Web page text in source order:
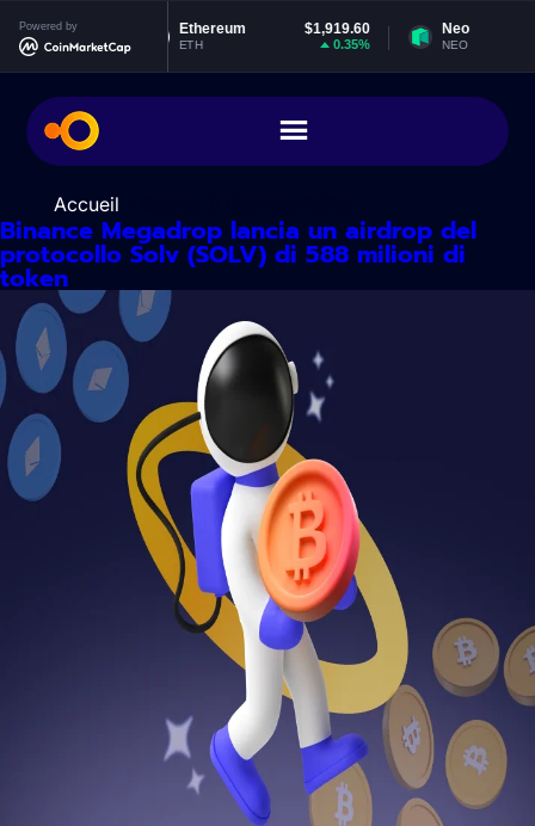
Powered by
0%
Ethereum $1,919.60
ETH
Neo
Accueil
Binance Megadrop lancia un airdrop del
protocollo Solv (SOLV) di 588 milioni di
token